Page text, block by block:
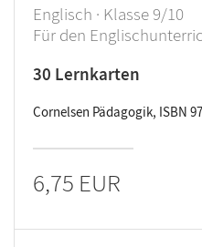
Englisch · Klasse 9/10
Für den
30 Lernkarten
Cornelsen Pädagogik, ISBN
6,75 EUR